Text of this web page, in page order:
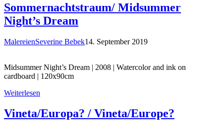
Sommernachtstraum/ Midsummer
Night’s Dream
MalereienSeverine Bebek14. September 2019
Midsummer Night’s Dream | 2008 | Watercolor and ink on
cardboard | 120x90cm
Weiterlesen
Vineta/Europa? / Vineta/Europe?